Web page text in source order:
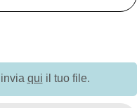
Segnalibro in
per GO6226
qui il tuo file.